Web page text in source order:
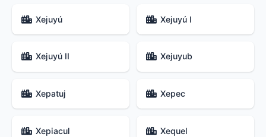
Xejuyú Xejuyú I
Xejuyú II Xejuyub
Xepatuj Xepec
Xepiacul Xequel